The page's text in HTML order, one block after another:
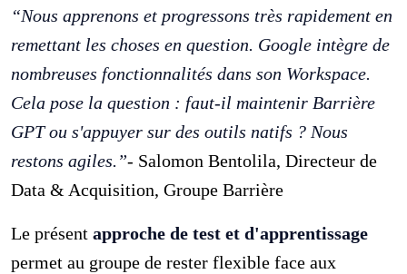
“Nous apprenons et progressons très rapidement en
remettant les choses en question. Google intègre de
nombreuses fonctionnalités dans son Workspace.
Cela pose la question : faut-il maintenir Barrière
GPT ou s'appuyer sur des outils natifs ? Nous
restons agiles.”- Salomon Bentolila, Directeur de
Data & Acquisition, Groupe Barrière
Le présentapproche de test et d'apprentissage
permet au groupe de rester flexible face aux